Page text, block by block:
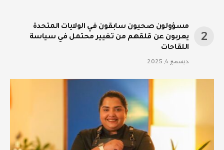
مسؤولون صحيون سابقون في الولايات المتحدة
يعربون عن قلقهم من تغيير محتمل في سياسة
اللقاحات
ديسمبر 4, 2025